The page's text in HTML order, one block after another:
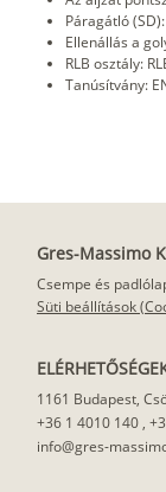
Páragátló
Ellenállás a
RLB osztály:
Tanúsítvány:
Gres-Massimo
Csempe és
Süti beállítások
1161 Budapest,
+36 1 4010 140 ,
info@gres-